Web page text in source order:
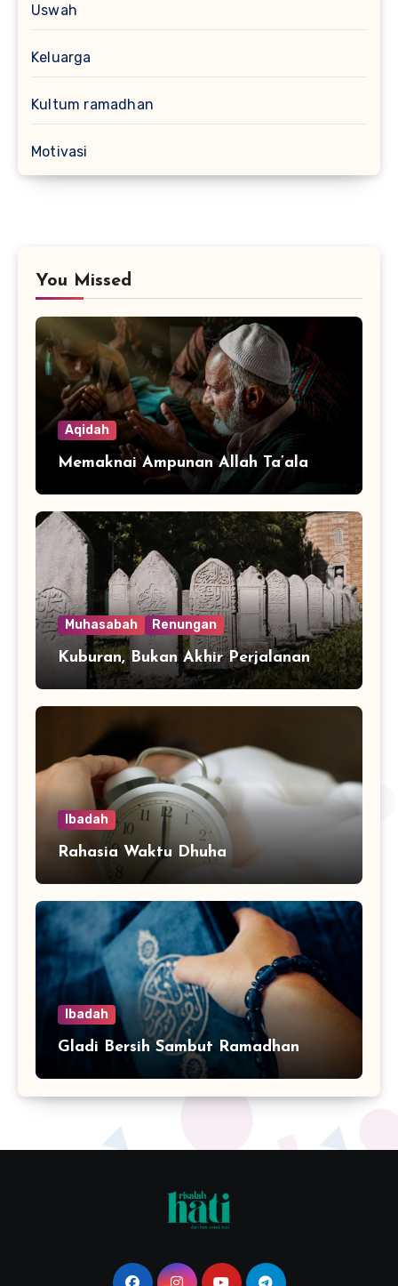
Uswah
Keluarga
Kultum ramadhan
Motivasi
You Missed
Aqidah
Memaknai Ampunan Allah Ta’ala
Muhasabah Renungan
Kuburan, Bukan Akhir Perjalanan
Ibadah
Rahasia Waktu Dhuha
Ibadah
Gladi Bersih Sambut Ramadhan